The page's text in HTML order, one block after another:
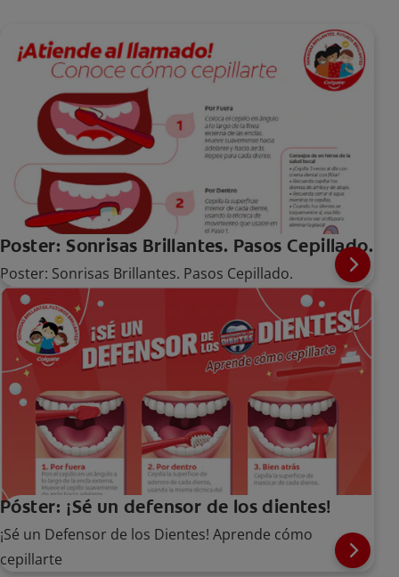
Poster: Sonrisas Brillantes. Pasos Cepillado.
Poster: Sonrisas Brillantes. Pasos Cepillado.
Póster: ¡Sé un defensor de los dientes!
¡Sé un Defensor de los Dientes! Aprende cómo
cepillarte